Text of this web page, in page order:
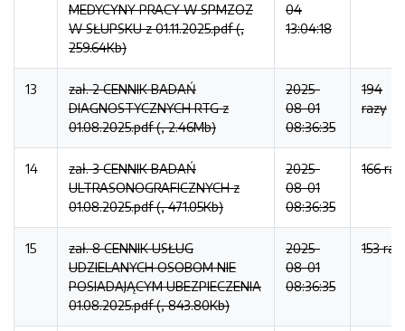
MEDYCYNY PRACY W SPMZOZ
W SŁUPSKU z 01.11.2025.pdf (,
259.64Kb)
04
13:04:18
13
zał. 2 CENNIK BADAŃ
DIAGNOSTYCZNYCH RTG z
01.08.2025.pdf (, 2.46Mb)
2025-
08-01
08:36:35
194
razy
14
zał. 3 CENNIK BADAŃ
ULTRASONOGRAFICZNYCH z
01.08.2025.pdf (, 471.05Kb)
2025-
08-01
08:36:35
166
15
zał. 8 CENNIK USŁUG
UDZIELANYCH OSOBOM NIE
POSIADAJĄCYM UBEZPIECZENIA
01.08.2025.pdf (, 843.80Kb)
2025-
08-01
08:36:35
153